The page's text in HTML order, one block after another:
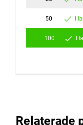
50 I
100 I
Relaterade